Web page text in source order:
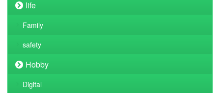
life
Family
safety
Hobby
Digital